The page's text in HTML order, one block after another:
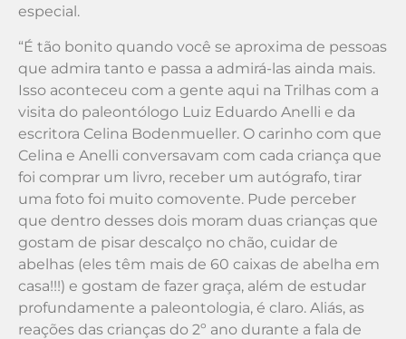
especial.
“É tão bonito quando você se aproxima de pessoas
que admira tanto e passa a admirá-las ainda mais.
Isso aconteceu com a gente aqui na Trilhas com a
visita do paleontólogo Luiz Eduardo Anelli e da
escritora Celina Bodenmueller. O carinho com que
Celina e Anelli conversavam com cada criança que
foi comprar um livro, receber um autógrafo, tirar
uma foto foi muito comovente. Pude perceber
que dentro desses dois moram duas crianças que
gostam de pisar descalço no chão, cuidar de
abelhas (eles têm mais de 60 caixas de abelha em
casa!!!) e gostam de fazer graça, além de estudar
profundamente a paleontologia, é claro. Aliás, as
reações das crianças do 2º ano durante a fala de